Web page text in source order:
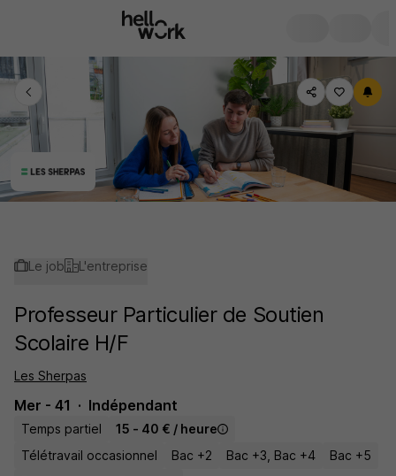
Le job L'entreprise
Professeur Particulier de Soutien
Scolaire H/F
Les Sherpas
Mer - 41 Indépendant
Temps partiel
15 - 40 € / heure
Télétravail occasionnel
Bac +2 Bac +3, Bac +4
Bac +5